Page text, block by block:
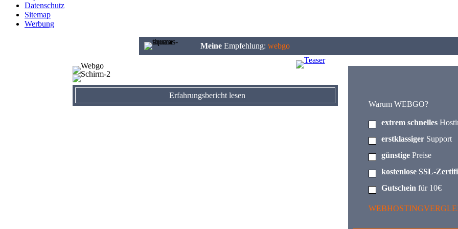
Datenschutz
Sitemap
Werbung
Meine Empfehlung: webgo
Erfahrungsbericht lesen
Warum WEBGO?
extrem schnelles
erstklassiger Support
günstige Preise
kostenlose SSL-
Gutschein für 10€